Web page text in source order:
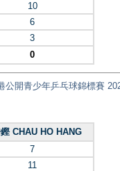
10
6
3
0
公開青少年乒乓球錦標賽
CHAU HO HANG
7
11